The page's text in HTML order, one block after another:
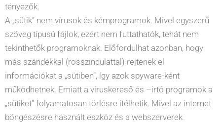
tényezők.
A „sütik” nem vírusok és kémprogramok. Mivel egyszerű
szöveg típusú fájlok, ezért nem futtathatók, tehát nem
tekinthetők programoknak. Előfordulhat azonban, hogy
más szándékkal (rosszindulattal) rejtenek el
információkat a „sütiben”, így azok spyware-ként
működhetnek. Emiatt a víruskereső és –irtó programok a
„sütiket” folyamatosan törlésre ítélhetik. Mivel az internet
böngészésre használt eszköz és a webszerverek